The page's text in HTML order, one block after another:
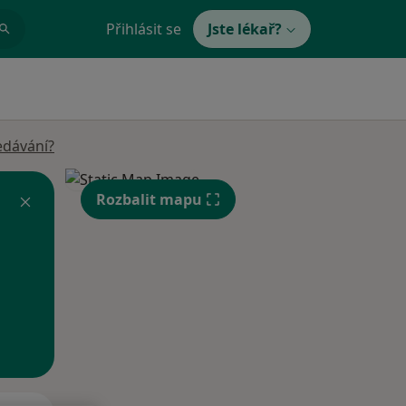
Přihlásit se Jste lékař?
Rozbalit mapu